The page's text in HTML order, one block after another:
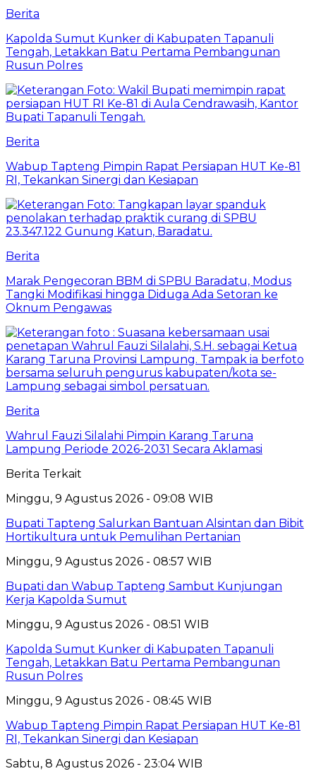
Berita
Kapolda Sumut Kunker di Kabupaten Tapanuli
Tengah, Letakkan Batu Pertama Pembangunan
Rusun Polres
Berita
Wabup Tapteng Pimpin Rapat Persiapan HUT Ke-81
RI, Tekankan Sinergi dan Kesiapan
Berita
Marak Pengecoran BBM di SPBU Baradatu, Modus
Tangki Modifikasi hingga Diduga Ada Setoran ke
Oknum Pengawas
Berita
Wahrul Fauzi Silalahi Pimpin Karang Taruna
Lampung Periode 2026-2031 Secara Aklamasi
Berita Terkait
Minggu, 9 Agustus 2026 - 09:08 WIB
Bupati Tapteng Salurkan Bantuan Alsintan dan Bibit
Hortikultura untuk Pemulihan Pertanian
Minggu, 9 Agustus 2026 - 08:57 WIB
Bupati dan Wabup Tapteng Sambut Kunjungan
Kerja Kapolda Sumut
Minggu, 9 Agustus 2026 - 08:51 WIB
Kapolda Sumut Kunker di Kabupaten Tapanuli
Tengah, Letakkan Batu Pertama Pembangunan
Rusun Polres
Minggu, 9 Agustus 2026 - 08:45 WIB
Wabup Tapteng Pimpin Rapat Persiapan HUT Ke-81
RI, Tekankan Sinergi dan Kesiapan
Sabtu, 8 Agustus 2026 - 23:04 WIB